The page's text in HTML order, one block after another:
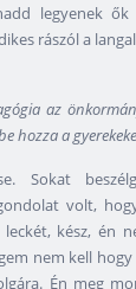
legyenek ők
rászól a
az
hozza a
Sokat
volt,
kész, én
nem kell hogy
Én meg